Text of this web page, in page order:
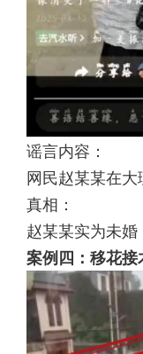
谣言内容：
网民赵某某在
真相：
赵某某实为未
案例四：移花接